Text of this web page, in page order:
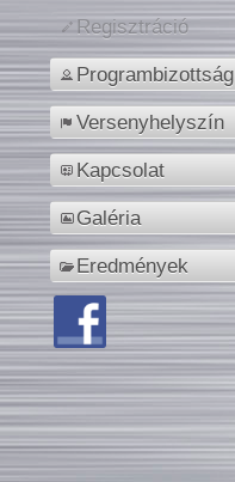
Regisztráció
Programbizottság
Versenyhelyszín
Kapcsolat
Galéria
Eredmények